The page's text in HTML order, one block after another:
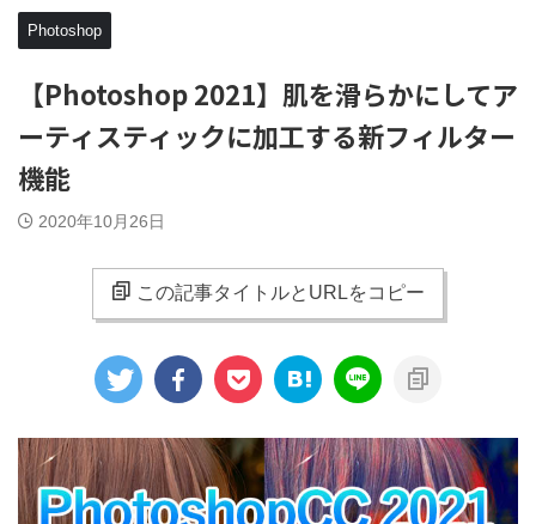
Photoshop
【Photoshop 2021】肌を滑らかにしてア
ーティスティックに加工する新フィルター
機能
2020年10月26日
この記事タイトルとURLをコピー